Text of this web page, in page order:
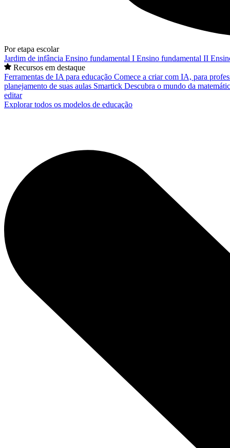
Por etapa escolar
Jardim de infância Ensino fundamental I Ensino fundamental II
Recursos em destaque
Ferramentas de IA para educação Comece a criar com IA, para
planejamento de suas aulas Smartick Descubra o mundo da
editar
Explorar todos os modelos de educação